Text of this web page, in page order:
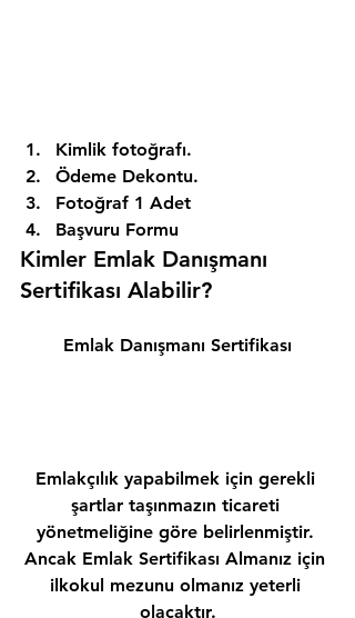
Kimlik fotoğrafı.
Ödeme Dekontu.
Fotoğraf 1 Adet
Başvuru Formu
Kimler Emlak Danışmanı
Sertifikası Alabilir?
Emlak Danışmanı Sertifikası
Emlakçılık yapabilmek için gerekli
şartlar taşınmazın ticareti
yönetmeliğine göre belirlenmiştir.
Ancak Emlak Sertifikası Almanız için
ilkokul mezunu olmanız yeterli
olacaktır.